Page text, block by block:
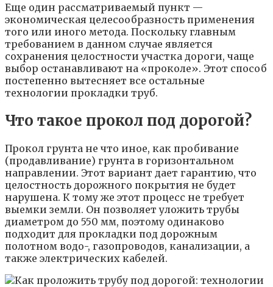
Еще один рассматриваемый пункт —
экономическая целесообразность применения
того или иного метода. Поскольку главным
требованием в данном случае является
сохранения целостности участка дороги, чаще
выбор останавливают на «проколе». Этот способ
постепенно вытесняет все остальные
технологии прокладки труб.
Что такое прокол под дорогой?
Прокол грунта не что иное, как пробивание
(продавливание) грунта в горизонтальном
направлении. Этот вариант дает гарантию, что
целостность дорожного покрытия не будет
нарушена. К тому же этот процесс не требует
выемки земли. Он позволяет уложить трубы
диаметром до 550 мм, поэтому одинаково
подходит для прокладки под дорожным
полотном водо-, газопроводов, канализации, а
также электрических кабелей.